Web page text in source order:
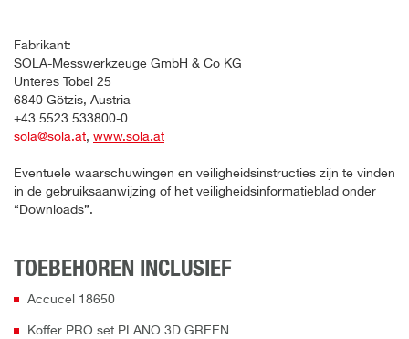
Fabrikant:
SOLA-Messwerkzeuge GmbH & Co KG
Unteres Tobel 25
6840 Götzis, Austria
+43 5523 533800-0
sola@sola.at, www.sola.at
Eventuele waarschuwingen en veiligheidsinstructies zijn te vinden
in de gebruiksaanwijzing of het veiligheidsinformatieblad onder
“Downloads”.
TOEBEHOREN INCLUSIEF
Accucel 18650
Koffer PRO set PLANO 3D GREEN